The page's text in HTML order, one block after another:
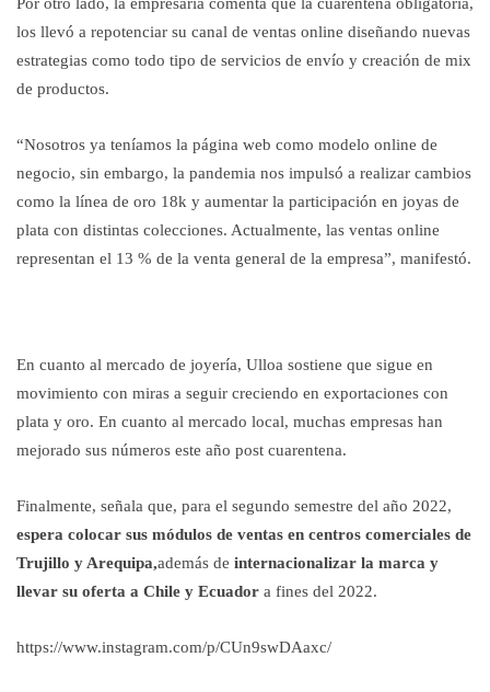
los llevó a repotenciar su canal de ventas online diseñando nuevas
estrategias como todo tipo de servicios de envío y creación de mix
de productos.
“Nosotros ya teníamos la página web como modelo online de
negocio, sin embargo, la pandemia nos impulsó a realizar cambios
como la línea de oro 18k y aumentar la participación en joyas de
plata con distintas colecciones. Actualmente, las ventas online
representan el 13 % de la venta general de la empresa”, manifestó.
En cuanto al mercado de joyería, Ulloa sostiene que sigue en
movimiento con miras a seguir creciendo en exportaciones con
plata y oro. En cuanto al mercado local, muchas empresas han
mejorado sus números este año post cuarentena.
Finalmente, señala que, para el segundo semestre del año 2022,
espera colocar sus módulos de ventas en centros comerciales de
Trujillo y Arequipa,además de internacionalizar la marca y
llevar su oferta a Chile y Ecuador a fines del 2022.
https://www.instagram.com/p/CUn9swDAaxc/